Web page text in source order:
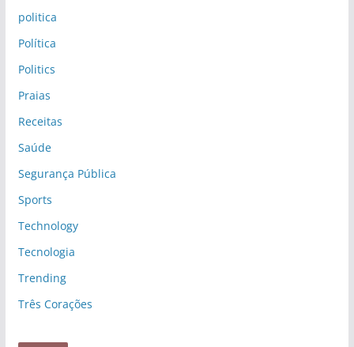
politica
Política
Politics
Praias
Receitas
Saúde
Segurança Pública
Sports
Technology
Tecnologia
Trending
Três Corações